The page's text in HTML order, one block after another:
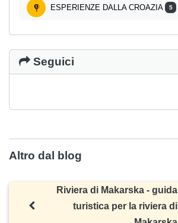
ESPERIENZE DALLA CROAZIA 5
Seguici
Altro dal blog
Riviera di Makarska - guida
turistica per la riviera di